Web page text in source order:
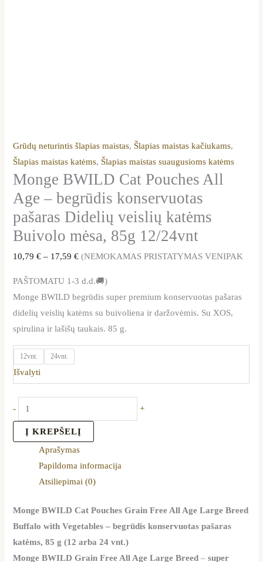
Grūdų neturintis šlapias maistas, Šlapias maistas kačiukams,
Šlapias maistas katėms, Šlapias maistas suaugusioms katėms
Monge BWILD Cat Pouches All
Age – begrūdis konservuotas
pašaras Didelių veislių katėms
Buivolo mėsa, 85g 12/24vnt
10,79€ – 17,59€ (NEMOKAMAS PRISTATYMAS VENIPAK
PAŠTOMATU 1-3 d.d.🚚)
Monge BWILD begrūdis super premium konservuotas pašaras
didelių veislių katėms su buivoliena ir daržovėmis. Su XOS,
spirulina ir lašišų taukais. 85 g.
12vnt. 24vnt.
Išvalyti
- +
Į KREPŠELĮ
Aprašymas
Papildoma informacija
Atsiliepimai (0)
Monge BWILD Cat Pouches Grain Free All Age Large Breed
Buffalo with Vegetables – begrūdis konservuotas pašaras
katėms, 85 g (12 arba 24 vnt.)
Monge BWILD Grain Free All Age Large Breed –super